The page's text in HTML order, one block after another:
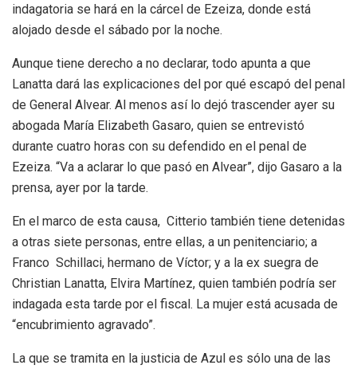
indagatoria se hará en la cárcel de Ezeiza, donde está
alojado desde el sábado por la noche.
Aunque tiene derecho a no declarar, todo apunta a que
Lanatta dará las explicaciones del por qué escapó del penal
de General Alvear. Al menos así lo dejó trascender ayer su
abogada María Elizabeth Gasaro, quien se entrevistó
durante cuatro horas con su defendido en el penal de
Ezeiza. “Va a aclarar lo que pasó en Alvear”, dijo Gasaro a la
prensa, ayer por la tarde.
En el marco de esta causa, Citterio también tiene detenidas
a otras siete personas, entre ellas, a un penitenciario; a
Franco Schillaci, hermano de Víctor; y a la ex suegra de
Christian Lanatta, Elvira Martínez, quien también podría ser
indagada esta tarde por el fiscal. La mujer está acusada de
“encubrimiento agravado”.
La que se tramita en la justicia de Azul es sólo una de las